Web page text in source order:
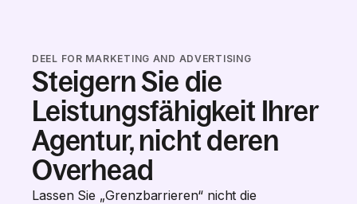
DEEL FOR MARKETING AND ADVERTISING
Steigern Sie die
Leistungsfähigkeit Ihrer
Agentur, nicht deren
Overhead
Lassen Sie „Grenzbarrieren“ nicht die